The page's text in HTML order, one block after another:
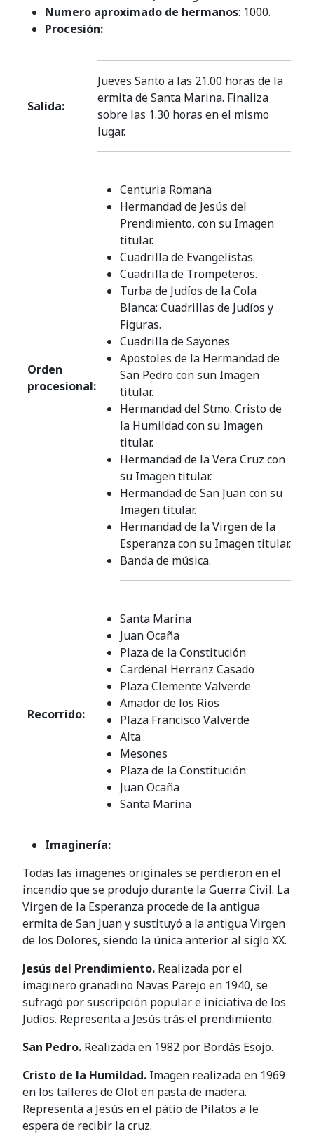
Numero aproximado de hermanos: 1000.
Procesión:
Salida:
Jueves Santoa las 21.00 horas de la
ermita de Santa Marina. Finaliza
sobre las 1.30 horas en el mismo
lugar.
Orden
procesional:
Centuria Romana
Hermandad de Jesús del
Prendimiento, con su Imagen
titular.
Cuadrilla de Evangelistas.
Cuadrilla de Trompeteros.
Turba de Judíos de la Cola
Blanca: Cuadrillas de Judíos y
Figuras.
Cuadrilla de Sayones
Apostoles de la Hermandad de
San Pedro con sun Imagen
titular.
Hermandad del Stmo. Cristo de
la Humildad con su Imagen
titular.
Hermandad de la Vera Cruz con
su Imagen titular.
Hermandad de San Juan con su
Imagen titular.
Hermandad de la Virgen de la
Esperanza con su Imagen titular.
Banda de música.
Recorrido:
Santa Marina
Juan Ocaña
Plaza de la Constitución
Cardenal Herranz Casado
Plaza Clemente Valverde
Amador de los Rios
Plaza Francisco Valverde
Alta
Mesones
Plaza de la Constitución
Juan Ocaña
Santa Marina
Imaginería:
Todas las imagenes originales se perdieron en el
incendio que se produjo durante la Guerra Civil. La
Virgen de la Esperanza procede de la antigua
ermita de San Juan y sustituyó a la antigua Virgen
de los Dolores, siendo la única anterior al siglo XX.
Jesús del Prendimiento. Realizada por el
imaginero granadino Navas Parejo en 1940, se
sufragó por suscripción popular e iniciativa de los
Judíos. Representa a Jesús trás el prendimiento.
San Pedro. Realizada en 1982 por Bordás Esojo.
Cristo de la Humildad. Imagen realizada en 1969
en los talleres de Olot en pasta de madera.
Representa a Jesús en el pátio de Pilatos a le
espera de recibir la cruz.